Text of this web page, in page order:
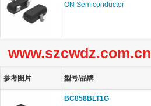
ON Semiconductor
www.szcwdz.com.cn
参考图片 型号/品牌
BC858BLT1G